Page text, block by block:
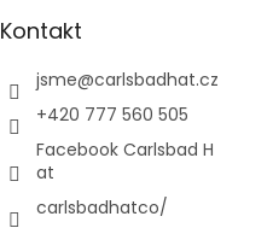
Kontakt
jsme@carlsbadhat.cz
+420 777 560 505
Facebook Carlsbad H
at
carlsbadhatco/